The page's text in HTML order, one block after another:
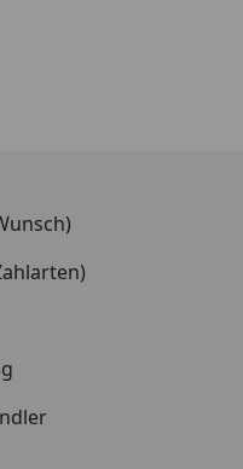
ProzentPreis
Preis